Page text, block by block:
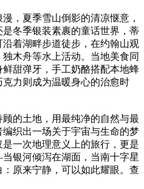
，夏季雪山倒影的清凉惬意，
冬季银装素裹的童话世界，蒂
着湖畔步道徒步，在约翰山观
木舟等水上活动。当地美食同
甜弹牙，手工奶酪搭配本地蜂
力则成为温暖身心的治愈时
的土地，用最纯净的自然与最
织出一场关于宇宙与生命的梦
一次地理意义上的旅行，更是
银河倾泻在湖面，当南十字星
原来宁静，可以如此耀眼。查